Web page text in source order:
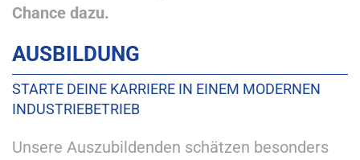
Chance dazu.
AUSBILDUNG
STARTE DEINE KARRIERE IN EINEM MODERNEN
INDUSTRIEBETRIEB
Unsere Auszubildenden schätzen besonders